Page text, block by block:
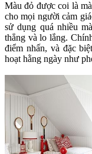
Màu đỏ được coi là
cho mọi người cảm
sử dụng quá nhiều
thẳng và lo lắng.
điểm nhấn, và đặc
hoạt hằng ngày như